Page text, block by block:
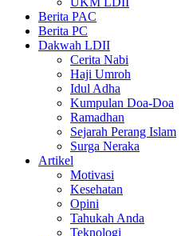
Berita PAC
Berita PC
Dakwah LDII
Cerita Nabi
Haji Umroh
Idul Adha
Kumpulan Doa-Doa
Ramadhan
Sejarah Perang Islam
Surga Neraka
Artikel
Motivasi
Kesehatan
Opini
Tahukah Anda
Teknologi